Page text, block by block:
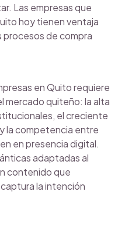
Las empresas que
hoy tienen ventaja
procesos de compra
en Quito requiere
mercado quiteño: la alta
el creciente
la competencia entre
en presencia digital.
adaptadas al
contenido que
la intención